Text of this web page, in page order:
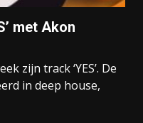
met Akon
zijn track ‘YES’. De
in deep house,